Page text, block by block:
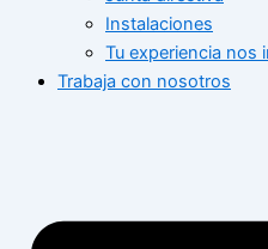
Instalaciones
Tu experiencia nos
Trabaja con nosotros